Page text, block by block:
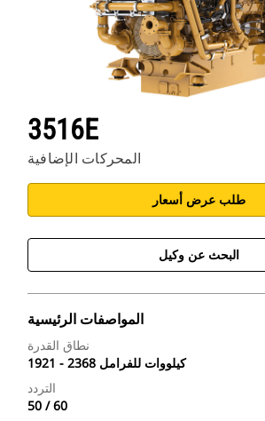
3516E
المحركات الإضافية
طلب عرض أسعار
البحث عن وكيل
المواصفات الرئيسية
نطاق القدرة
1921 - 2368 كيلووات للفرامل
التردد
50 / 60